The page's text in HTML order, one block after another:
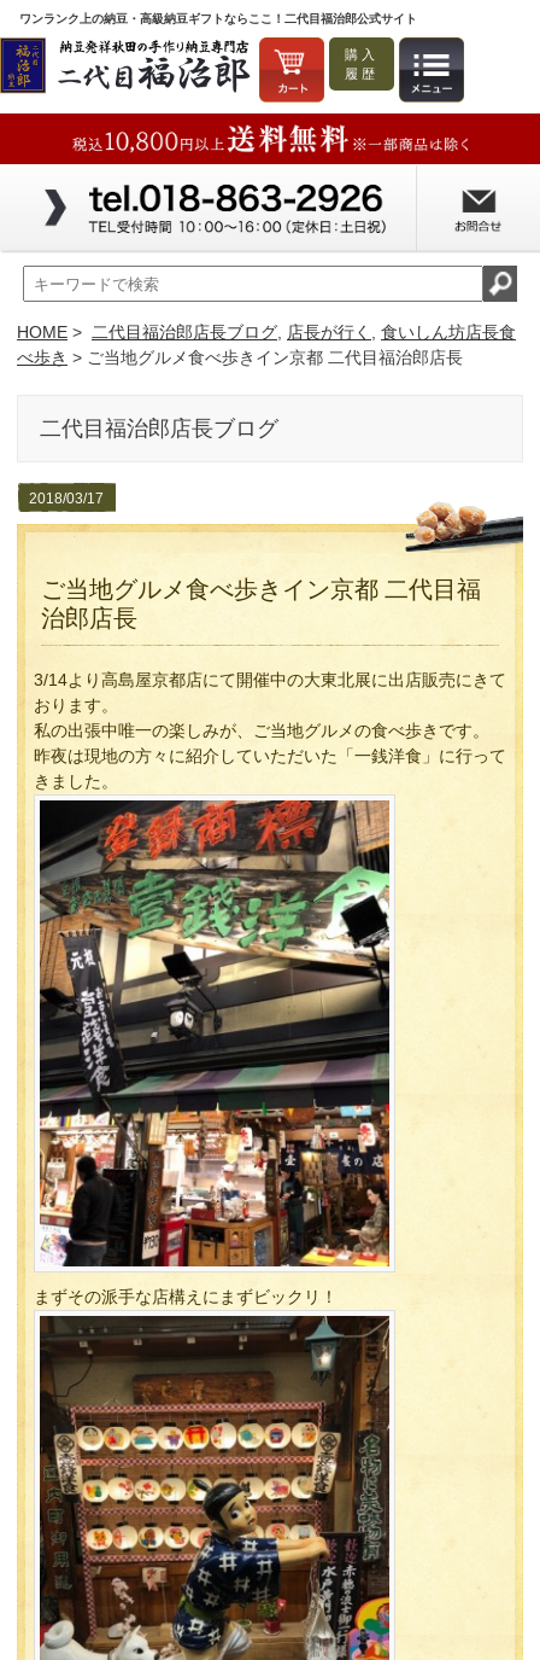
ワンランク上の納豆・高級納豆ギフトならここ！二代目福治郎公式サイト
購入
履歴
HOME > 二代目福治郎店長ブログ 店長が行く
食いしん坊店長食
べ歩き > ご当地グルメ食べ歩きイン京都 二代目福治郎店長
二代目福治郎店長ブログ
2018/03/17
ご当地グルメ食べ歩きイン京都 二代目福
治郎店長
3/14より高島屋京都店にて開催中の大東北展に出店販売にきて
おります。
私の出張中唯一の楽しみが、ご当地グルメの食べ歩きです。
昨夜は現地の方々に紹介していただいた「一銭洋食」に行って
きました。
まずその派手な店構えにまずビックリ！